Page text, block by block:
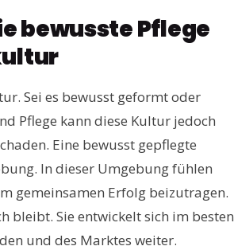
bewusste Pflege
Sei es bewusst geformt oder
Pflege kann diese Kultur jedoch
Eine bewusst gepflegte
In dieser Umgebung fühlen
gemeinsamen Erfolg beizutragen.
bleibt. Sie entwickelt sich im besten
und des Marktes weiter.